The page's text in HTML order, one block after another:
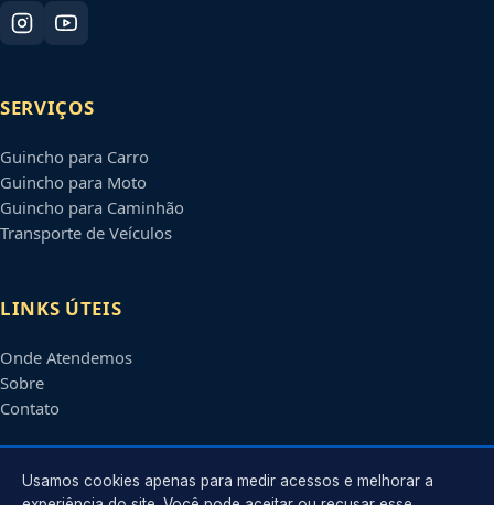
SERVIÇOS
Guincho para Carro
Guincho para Moto
Guincho para Caminhão
Transporte de Veículos
LINKS ÚTEIS
Onde Atendemos
Sobre
Contato
CONTATO
Usamos cookies apenas para medir acessos e melhorar a